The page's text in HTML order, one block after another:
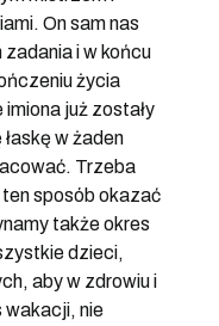
On sam nas
zadania i w końcu
życia
już zostały
w żaden
Trzeba
sposób okazać
także okres
dzieci,
aby w zdrowiu i
nie